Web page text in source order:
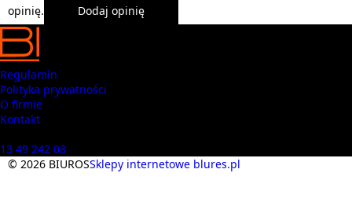
opinię.
Dodaj opinię
Regulamin
Polityka prywatności
O firmie
Kontakt
13 49 242 08
© 2026 BIUROSSklepy internetowe blures.pl